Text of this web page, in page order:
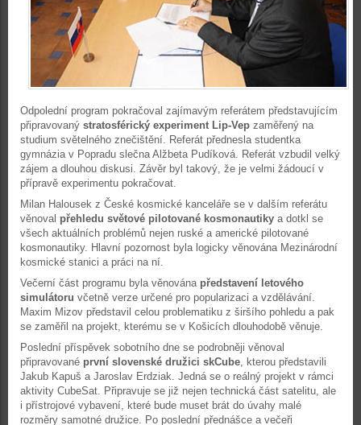
Odpolední program pokračoval zajímavým referátem představujícím
připravovaný stratosférický experiment Lip-Vep zaměřený na
studium světelného znečištění. Referát přednesla studentka
gymnázia v Popradu slečna Alžbeta Pudíková. Referát vzbudil velký
zájem a dlouhou diskusi. Závěr byl takový, že je velmi žádoucí v
přípravě experimentu pokračovat.
Milan Halousek z České kosmické kanceláře se v dalším referátu
věnoval přehledu světové pilotované kosmonautiky a dotkl se
všech aktuálních problémů nejen ruské a americké pilotované
kosmonautiky. Hlavní pozornost byla logicky věnována Mezinárodní
kosmické stanici a práci na ní.
Večerní část programu byla věnována představení letového
simulátoru včetně verze určené pro popularizaci a vzdělávání.
Maxim Mizov představil celou problematiku z širšího pohledu a pak
se zaměřil na projekt, kterému se v Košicích dlouhodobě věnuje.
Poslední příspěvek sobotního dne se podrobněji věnoval
připravované první slovenské družici skCube , kterou představili
Jakub Kapuš a Jaroslav Erdziak. Jedná se o reálný projekt v rámci
aktivity CubeSat. Připravuje se již nejen technická část satelitu, ale
i přístrojové vybavení, které bude muset brát do úvahy malé
rozměry samotné družice. Po poslední přednášce a večeři